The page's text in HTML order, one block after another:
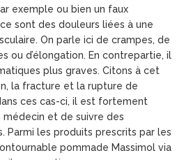
exemple ou bien un faux
sont des douleurs liées à une
On parle ici de crampes, de
ou d’élongation. En contrepartie, il
plus graves. Citons à cet
la fracture et la rupture de
ces cas-ci, il est fortement
et de suivre des
Parmi les produits prescrits par les
pommade Massimol via